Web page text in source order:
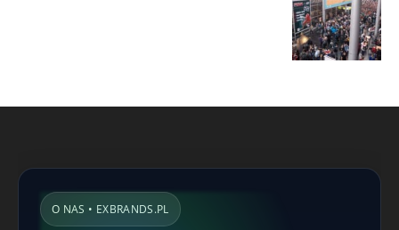
O NAS • EXBRANDS.PL